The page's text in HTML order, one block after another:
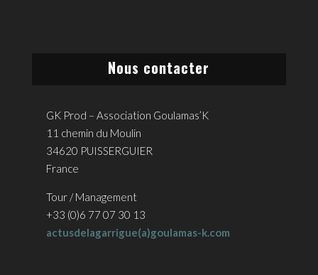
Nous contacter
GK Prod – Association Goulamas’K
11 chemin du Moulin
34620 PUISSERGUIER
France
Tour / Management
+33 (0)6 77 07 30 13
actusdelagarrigue(a)goulamas-k.com